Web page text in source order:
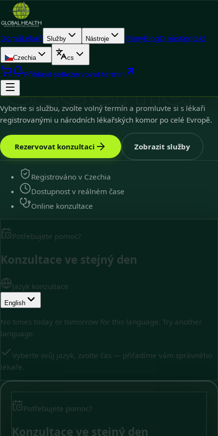
DomůLékaři Služby Nástroje PlányBlogO násKontakt
Czechia cs
Přihlásit seRezervovat termín
Czechia
Czechia k dispozici
Online lékařská péče v Česku
Vyberte si službu, zvolte volný termín a promluvte si s lékaři
registrovanými u národních lékařských komor po celé Evropě.
Rezervovat konzultaci Zobrazit služby
Registrováno v Czechia
Dostupnost v reálném čase
Online konzultace
Potřebujete pomoc?
Konzultace ve stejný den
Jazyk konzultace
English
No times today or tomorrow for this language. Try another
language.
Vyberte svůj jazyk, zvolte čas — přiřadíme vám správného
lékaře.
Potřebujete pomoc?
Konzultace ve stejný den